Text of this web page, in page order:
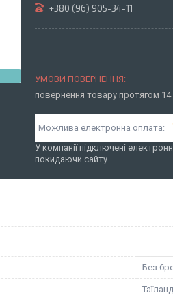
+380 (96) 905-34-11
повернення товару протягом 14
У компанії підключені
покидаючи сайту.
Без
Таїланд